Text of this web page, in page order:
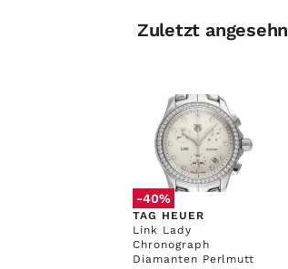
Zuletzt angesehn
TAG HEUER
Link Lady
Chronograph
Diamanten Perlmutt
-40%